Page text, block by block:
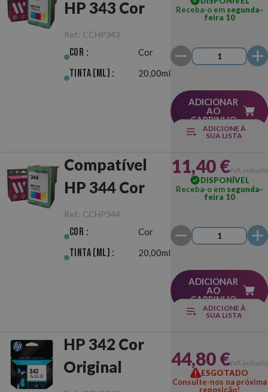
HP 343 Cor
Ref.: CCHP343
Cor : Cor
Tinta (ml) : 20,00ml
Receba-o em segunda-
feira 10
ADICIONAR
AO
CARRINHO
ADICIONE À
SUA LISTA
Compatível
HP 344 Cor
Ref.: CCHP344
Cor : Cor
Tinta (ml) : 20,00ml
11,40 €IVA incluído
DISPONÍVEL
Receba-o em segunda-
feira 10
ADICIONAR
AO
CARRINHO
ADICIONE À
SUA LISTA
HP 342 Cor
Original
44,80 €IVA incluído
ESGOTADO
Consulte-nos na próxima
reposição!